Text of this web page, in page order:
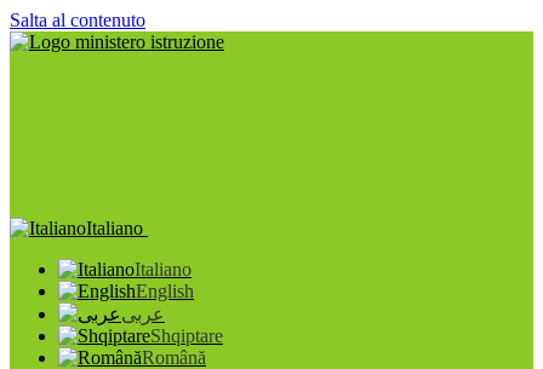
Salta al contenuto
Italiano
Italiano
English
عربى
Shqiptare
Română